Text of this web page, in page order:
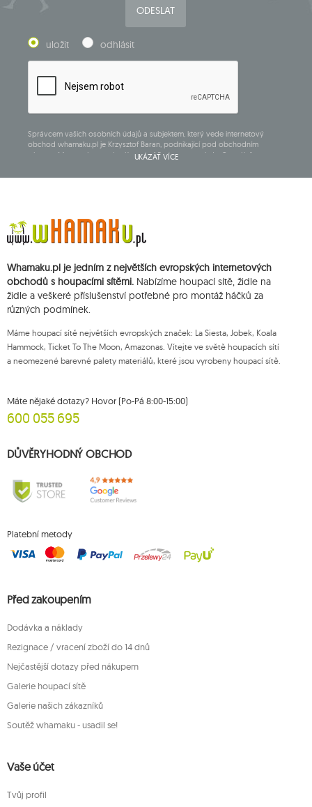
ODESLAT
uložit odhlásit
Správcem vašich osobních údajů a subjektem, který vede internetový
obchod whamaku.pl je Krzysztof Baran, podnikající pod obchodním
názvem: Mouton Interactive Krzysztof Baran zapsaný do Centrálního
doby zrušení subskripce.
Přísluší vám právo k požádání o přístup k vašim osobním údajům, jejich
opravě, odstranění, omezení zpracování, podání námitky vůči zpracování
souhlasu v libovolném momentu aniž je tím dotčena zákonnost zpracování,
které bylo provedeno na základě souhlasu před jeho zrušením. Za tímto
účelem můžete kontaktovat zákaznický servis Mouton Interactive na e-
mailové adrese nebo písemně na adrese firmy.
UKÁZAT VÍCE
Whamaku.pl je jedním z největších evropských internetových
obchodů s houpacími sítěmi. Nabízíme houpací sítě, židle na
židle a veškeré příslušenství potřebné pro montáž háčků za
různých podmínek.
Máme houpací sítě největších evropských značek: La Siesta, Jobek, Koala
Hammock, Ticket To The Moon, Amazonas. Vítejte ve světě houpacích sítí
a neomezené barevné palety materiálů, které jsou vyrobeny houpací sítě.
Máte nějaké dotazy? Hovor (Po-Pá 8:00-15:00)
600 055 695
DŮVĚRYHODNÝ OBCHOD
Platební metody
Před zakoupením
Dodávka a náklady
Rezignace / vracení zboží do 14 dnů
Nejčastější dotazy před nákupem
Galerie houpací sítě
Galerie našich zákazníků
Soutěž whamaku - usadil se!
Vaše účet
Tvůj profil